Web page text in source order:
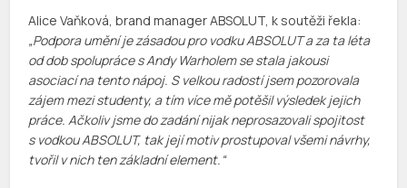
Alice Vaňková, brand manager ABSOLUT, k soutěži řekla:
„Podpora umění je zásadou pro vodku ABSOLUT a za ta léta
od dob spolupráce s Andy Warholem se stala jakousi
asociací na tento nápoj. S velkou radostí jsem pozorovala
zájem mezi studenty, a tím více mě potěšil výsledek jejich
práce. Ačkoliv jsme do zadání nijak neprosazovali spojitost
s vodkou ABSOLUT, tak její motiv prostupoval všemi návrhy,
tvořil v nich ten základní element.“